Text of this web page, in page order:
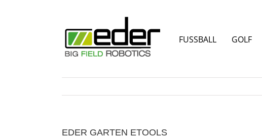
FUSSBALL GOLF
EDER GARTEN ETOOLS